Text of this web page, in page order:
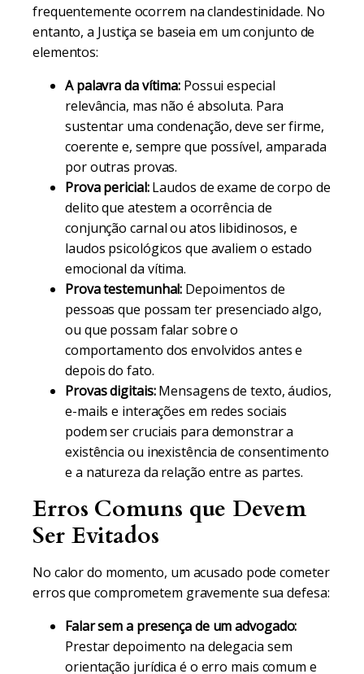
frequentemente ocorrem na clandestinidade. No
entanto, a Justiça se baseia em um conjunto de
elementos:
A palavra da vítima: Possui especial
relevância, mas não é absoluta. Para
sustentar uma condenação, deve ser firme,
coerente e, sempre que possível, amparada
por outras provas.
Prova pericial:Laudos de exame de corpo de
delito que atestem a ocorrência de
conjunção carnal ou atos libidinosos, e
laudos psicológicos que avaliem o estado
emocional da vítima.
Prova testemunhal: Depoimentos de
pessoas que possam ter presenciado algo,
ou que possam falar sobre o
comportamento dos envolvidos antes e
depois do fato.
Provas digitais:Mensagens de texto, áudios,
e-mails e interações em redes sociais
podem ser cruciais para demonstrar a
existência ou inexistência de consentimento
e a natureza da relação entre as partes.
Erros Comuns que Devem
Ser Evitados
No calor do momento, um acusado pode cometer
erros que comprometem gravemente sua defesa:
Falar sem a presença de um advogado:
Prestar depoimento na delegacia sem
orientação jurídica é o erro mais comum e